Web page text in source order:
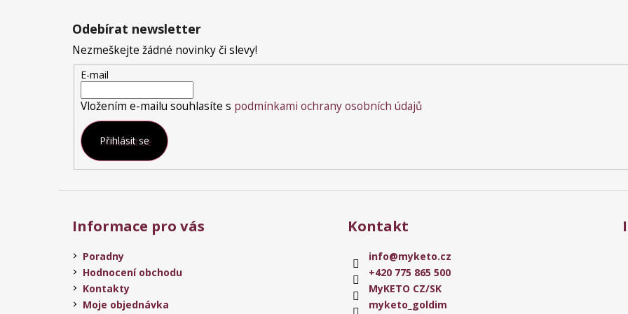
Odebírat newsletter
Nezmeškejte žádné novinky či slevy!
E-mail
Vložením e-mailu souhlasíte s podmínkami ochrany osobních údajů
Přihlásit se
Informace pro vás
Poradny
Hodnocení obchodu
Kontakty
Moje objednávka
Kontakt
info@myketo.cz
+420 775 865 500
MyKETO CZ/SK
myketo_goldim